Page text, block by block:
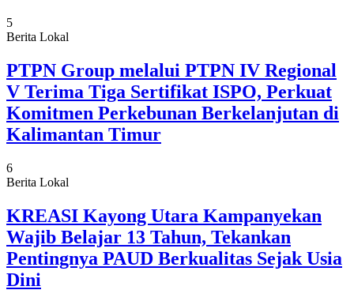
5
Berita Lokal
PTPN Group melalui PTPN IV Regional
V Terima Tiga Sertifikat ISPO, Perkuat
Komitmen Perkebunan Berkelanjutan di
Kalimantan Timur
6
Berita Lokal
KREASI Kayong Utara Kampanyekan
Wajib Belajar 13 Tahun, Tekankan
Pentingnya PAUD Berkualitas Sejak Usia
Dini